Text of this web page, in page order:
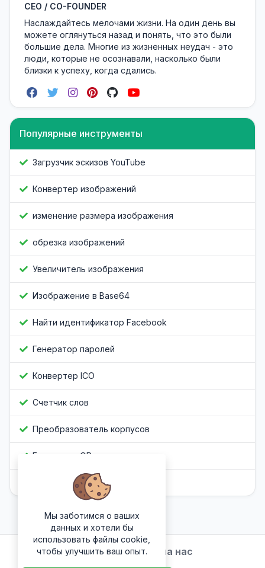
CEO / CO-FOUNDER
Наслаждайтесь мелочами жизни. На один день вы
можете оглянуться назад и понять, что это были
большие дела. Многие из жизненных неудач - это
люди, которые не осознавали, насколько были
близки к успеху, когда сдались.
Популярные инструменты
Загрузчик эскизов YouTube
Конвертер изображений
изменение размера изображения
обрезка изображений
Увеличитель изображения
Изображение в Base64
Найти идентификатор Facebook
Генератор паролей
Конвертер ICO
Счетчик слов
Преобразователь корпусов
Генератор QR-кода
Обфускатор Javascript
Подписывайтесь на нас
Мы заботимся о ваших
данных и хотели бы
использовать файлы cookie,
чтобы улучшить ваш опыт.